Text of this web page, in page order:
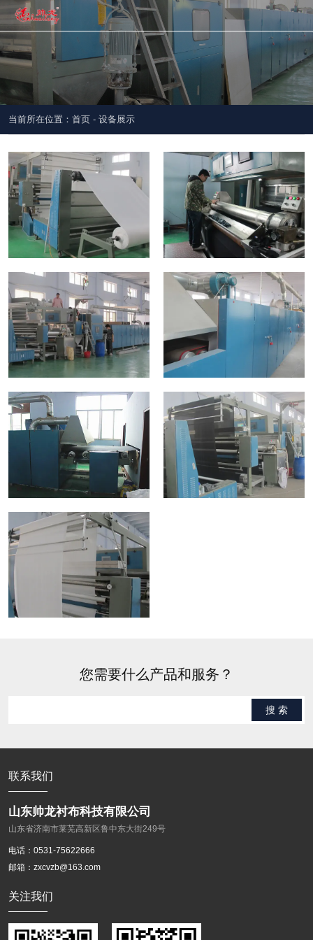
当前所在位置：首页 - 设备展示
您需要什么产品和服务？
搜 索
联系我们
山东帅龙衬布科技有限公司
山东省济南市莱芜高新区鲁中东大街249号
电话：0531-75622666
邮箱：zxcvzb@163.com
关注我们